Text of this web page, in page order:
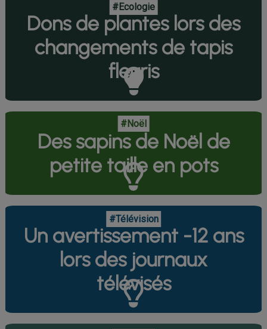
#Ecologie
Dons de plantes lors des
changements de tapis
fleuris
#Noël
Des sapins de Noël de
petite taille en pots
#Télévision
Un avertissement -12 ans
lors des journaux
télévisés